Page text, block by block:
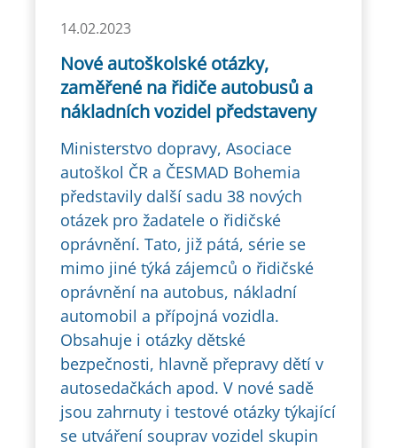
14.02.2023
Nové autoškolské otázky,
zaměřené na řidiče autobusů a
nákladních vozidel představeny
Ministerstvo dopravy, Asociace
autoškol ČR a ČESMAD Bohemia
představily další sadu 38 nových
otázek pro žadatele o řidičské
oprávnění. Tato, již pátá, série se
mimo jiné týká zájemců o řidičské
oprávnění na autobus, nákladní
automobil a přípojná vozidla.
Obsahuje i otázky dětské
bezpečnosti, hlavně přepravy dětí v
autosedačkách apod. V nové sadě
jsou zahrnuty i testové otázky týkající
se utváření souprav vozidel skupin